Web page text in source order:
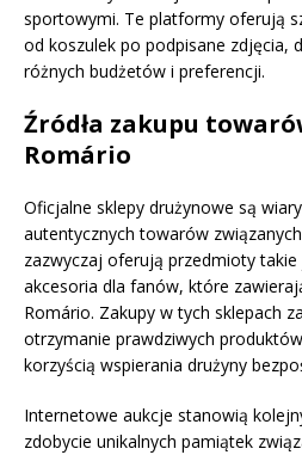
sportowymi. Te platformy oferują
od koszulek po podpisane zdjęcia,
różnych budżetów i preferencji.
Źródła zakupu
Romário
Oficjalne sklepy drużynowe są
autentycznych towarów
zazwyczaj oferują przedmioty takie
akcesoria dla fanów, które
Romário. Zakupy w tych sklepach
otrzymanie prawdziwych
korzyścią wspierania drużyny
Internetowe aukcje stanowią
zdobycie unikalnych pamiątek